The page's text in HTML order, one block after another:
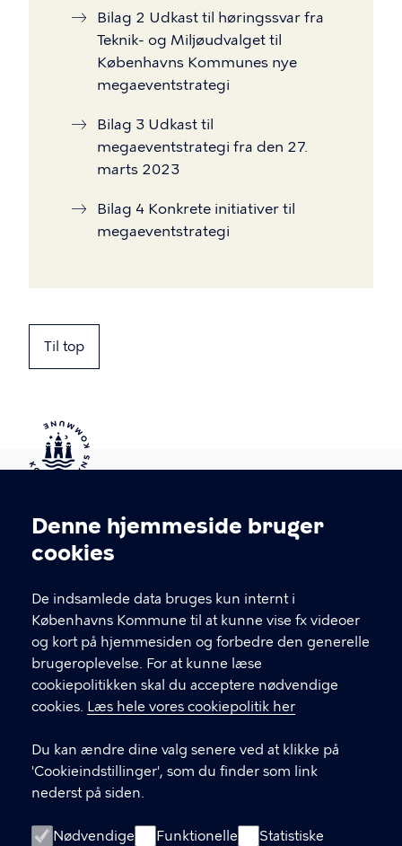
Cookieindstillinger
Denne hjemmeside bruger
cookies
De indsamlede data bruges kun internt i
Københavns Kommune til at kunne vise fx videoer
og kort på hjemmesiden og forbedre den generelle
brugeroplevelse. For at kunne læse
cookiepolitikken skal du acceptere nødvendige
cookies. Læs hele vores cookiepolitik her
Du kan ændre dine valg senere ved at klikke på
'Cookieindstillinger', som du finder som link
nederst på siden.
Nødvendige Funktionelle Statistiske
Bilag 2 Udkast til høringssvar fra
Teknik- og Miljøudvalget til
Københavns Kommunes nye
megaeventstrategi
Bilag 3 Udkast til
megaeventstrategi fra den 27.
marts 2023
Bilag 4 Konkrete initiativer til
megaeventstrategi
Til top
Kontakt Københavns Kommune
T
fFind andre kontakter her
CVR-nummer64942212
GENVEJE
Digital Post
Databeskyttelse